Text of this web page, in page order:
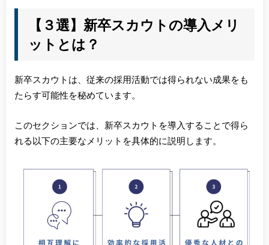
【３選】新卒スカウトの導入メリ
ットとは？
新卒スカウトは、従来の採用活動では得られない成果をも
たらす可能性を秘めています。
このセクションでは、新卒スカウトを導入することで得ら
れる以下の主要なメリットを具体的に説明します。